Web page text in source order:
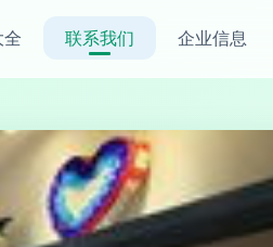
联系我们 企业信息